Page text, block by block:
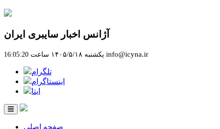
آژانس اخبار سایبری ایران
یکشنبه ۱۴۰۵/۵/۱۸ ساعت 16:05:20 info@icyna.ir
تلگرام
اینستاگرام
ایتا
صفحه اصلی